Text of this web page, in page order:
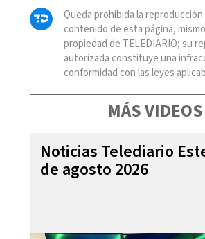
Queda prohibida la
contenido de esta página,
propiedad de TELEDIARIO; su
autorizada constituye una
conformidad con las leyes
MÁS VIDEOS
Noticias Telediario
de agosto 2026